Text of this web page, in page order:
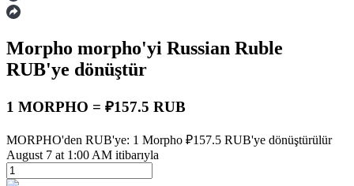
USDT Vadeli İşlemleri
Teminat olarak USDT kullanan vadeli işlemler
Morpho morpho'yi Russian Ruble
RUB'ye dönüştür
1 MORPHO = ₽157.5 RUB
MORPHO'den RUB'ye: 1 Morpho ₽157.5 RUB'ye dönüştürülür
August 7 at 1:00 AM itibarıyla